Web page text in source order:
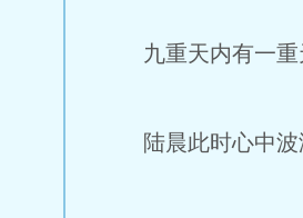
九重天内有一重天
陆晨此时心中波涛